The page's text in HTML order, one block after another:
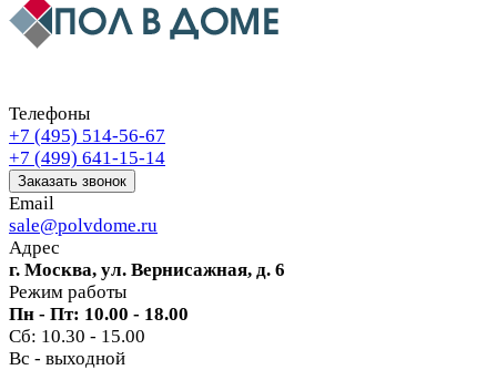
Телефоны
+7 (495) 514-56-67
+7 (499) 641-15-14
Заказать звонок
Email
sale@polvdome.ru
Адрес
г. Москва, ул. Вернисажная, д. 6
Режим работы
Пн - Пт: 10.00 - 18.00
Сб: 10.30 - 15.00
Вс - выходной